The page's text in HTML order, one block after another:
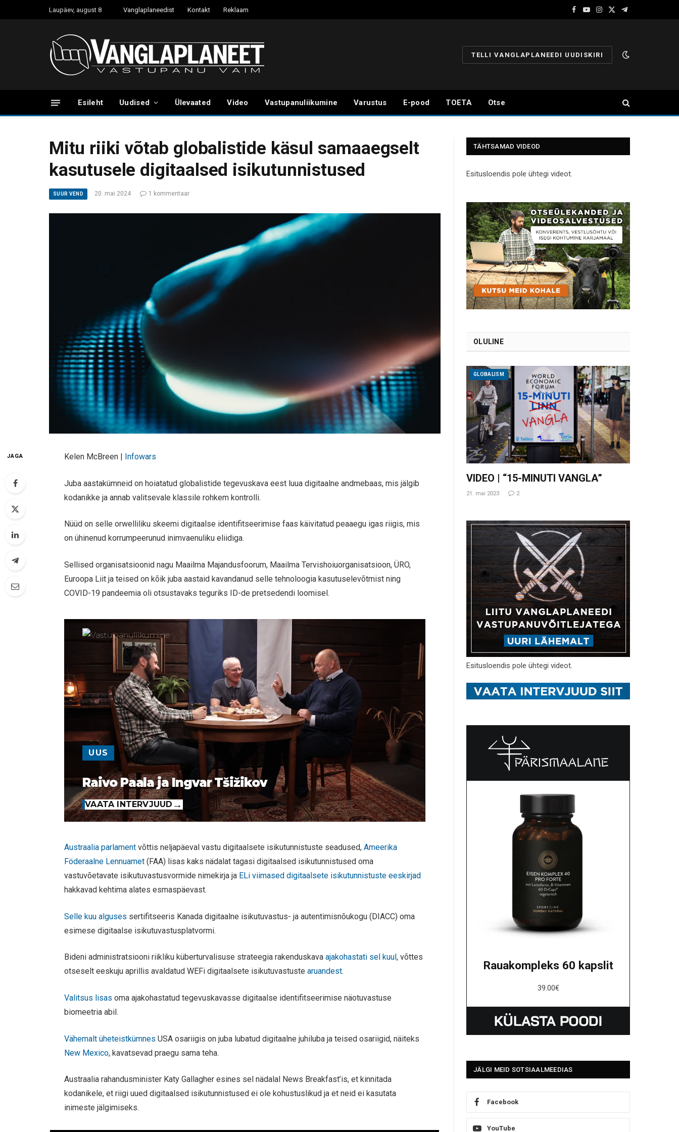
Laupäev, august 8 Vanglaplaneedist Kontakt Reklaam
Facebook
YouTube
Instagram
X
Telegram
TELLI VANGLAPLANEEDI UUDISKIRI
Esileht Uudised Ülevaated Video Vastupanuliikumine Varustus E-pood TOETA Otse
Mitu riiki võtab globalistide käsul samaaegselt
kasutusele digitaalsed isikutunnistused
SUUR VEND 20. mai 2024 1 kommentaar
JAGA Kelen McBreen | Infowars
Juba aastakümneid on hoiatatud globalistide tegevuskava eest luua digitaalne andmebaas, mis jälgib
kodanikke ja annab valitsevale klassile rohkem kontrolli.
Nüüd on selle orwelliliku skeemi digitaalse identifitseerimise faas käivitatud peaaegu igas riigis, mis
on ühinenud korrumpeerunud inimvaenuliku eliidiga.
Sellised organisatsioonid nagu Maailma Majandusfoorum, Maailma Tervishoiuorganisatsioon, ÜRO,
Euroopa Liit ja teised on kõik juba aastaid kavandanud selle tehnoloogia kasutuselevõtmist ning
COVID-19 pandeemia oli otsustavaks teguriks ID-de pretsedendi loomisel.
UUS
Raivo Paala ja Ingvar Tšižikov
VAATA INTERVJUUD
Austraalia parlament võttis neljapäeval vastu digitaalsete isikutunnistuste seadused,Ameerika
Föderaalne Lennuamet (FAA) lisas kaks nädalat tagasi digitaalsed isikutunnistused oma
vastuvõetavate isikutuvastusvormide nimekirja ja ELi viimased digitaalsete isikutunnistuste eeskirjad
hakkavad kehtima alates esmaspäevast.
Selle kuu alguses sertifitseeris Kanada digitaalne isikutuvastus- ja autentimisnõukogu (DIACC) oma
esimese digitaalse isikutuvastusplatvormi.
Bideni administratsiooni riikliku küberturvalisuse strateegia rakenduskavaajakohastati sel kuul, võttes
otseselt eeskuju aprillis avaldatud WEFi digitaalsete isikutuvastustearuandest.
Valitsus lisas oma ajakohastatud tegevuskavasse digitaalse identifitseerimise näotuvastuse
biomeetria abil.
Vähemalt üheteistkümnes USA osariigis on juba lubatud digitaalne juhiluba ja teised osariigid, näiteks
New Mexico, kavatsevad praegu sama teha.
Austraalia rahandusminister Katy Gallagher esines sel nädalal News Breakfast’is, et kinnitada
kodanikele, et riigi uued digitaalsed isikutunnistused ei ole kohustuslikud ja et neid ei kasutata
inimeste jälgimiseks.
TÄHTSAMAD VIDEOD
Esitusloendis pole ühtegi videot.
OLULINE
GLOBALISM
VIDEO | “15-MINUTI VANGLA”
21. mai 2023 2
Esitusloendis pole ühtegi videot.
Rauakompleks 60 kapslit
39.00€
JÄLGI MEID SOTSIAALMEEDIAS
Facebook
YouTube